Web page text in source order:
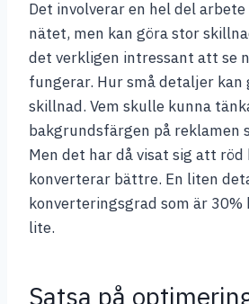
Det involverar en hel del
nätet, men kan göra stor
det verkligen intressant att se
fungerar. Hur små detaljer kan
skillnad. Vem skulle kunna
bakgrundsfärgen på reklamen
Men det har då visat sig att
konverterar bättre. En liten
konverteringsgrad som är 30%
lite.
Satsa på